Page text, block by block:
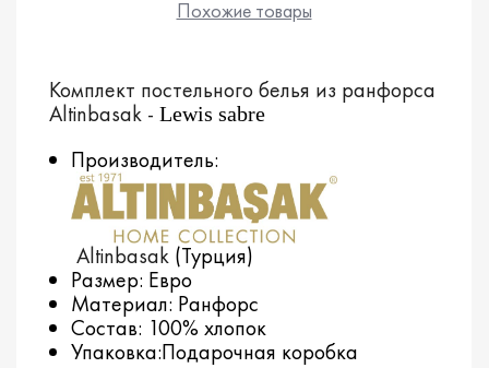
Похожие товары
Комплект постельного белья из ранфорса
Altinbasak - Lewis sabre
Производитель:
Altinbasak (Турция)
Размер: Евро
Материал: Ранфорс
Состав: 100% хлопок
Упаковка:Подарочная коробка